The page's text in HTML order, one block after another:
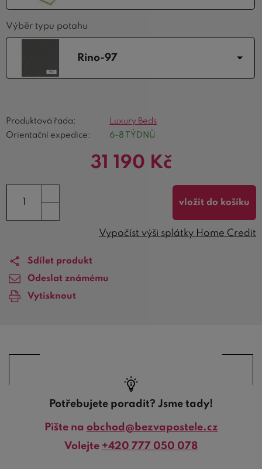
Výběr typu potahu
Rino-97
Produktová řada:
Luxury Beds
Orientační expedice:
6-8 TÝDNŮ
31 190 Kč
vložit do košíku
Vypočíst výši splátky Home Credit
Sdílet produkt
Odeslat známému
Vytisknout
Potřebujete poradit? Jsme tady!
Pište na obchod@bezvapostele.cz
Volejte +420 777 050 078